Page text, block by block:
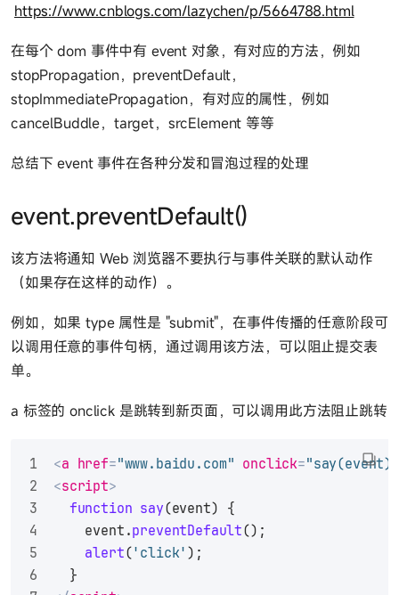
https://www.cnblogs.com/lazychen/p/5664788.html
在每个 dom 事件中有 event 对象，有对应的方法，例如
stopPropagation，preventDefault，
stopImmediatePropagation，有对应的属性，例如
cancelBuddle，target，srcElement 等等
总结下 event 事件在各种分发和冒泡过程的处理
event.preventDefault()
该方法将通知 Web 浏览器不要执行与事件关联的默认动作
（如果存在这样的动作）。
例如，如果 type 属性是 "submit"，在事件传播的任意阶段可
以调用任意的事件句柄，通过调用该方法，可以阻止提交表
单。
a 标签的 onclick 是跳转到新页面，可以调用此方法阻止跳转
<a href="www.baidu.com" onclick=
<script>
function say(event) {
    event.
preventDefault();
alert('click' );
  }